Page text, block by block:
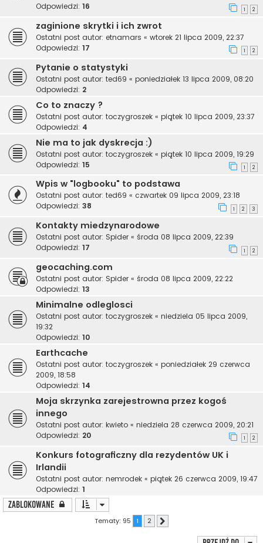
Odpowiedzi: 16 1 2
zaginione skrytki i ich zwrot
Ostatni post autor: etnamars « wtorek 21 lipca 2009, 22:37
Odpowiedzi: 17 1 2
Pytanie o statystyki
Ostatni post autor: ted69 « poniedziałek 13 lipca 2009, 08:20
Odpowiedzi: 2
Co to znaczy ?
Ostatni post autor: toczygroszek « piątek 10 lipca 2009, 23:37
Odpowiedzi: 4
Nie ma to jak dyskrecja :)
Ostatni post autor: toczygroszek « piątek 10 lipca 2009, 19:29
Odpowiedzi: 15 1 2
Wpis w "logbooku" to podstawa
Ostatni post autor: ted69 « czwartek 09 lipca 2009, 23:18
Odpowiedzi: 38 1 2 3
Kontakty miedzynarodowe
Ostatni post autor: Spider « środa 08 lipca 2009, 22:39
Odpowiedzi: 17 1 2
geocaching.com
Ostatni post autor: Spider « środa 08 lipca 2009, 22:22
Odpowiedzi: 13
Minimalne odleglosci
Ostatni post autor: toczygroszek « niedziela 05 lipca 2009,
19:32
Odpowiedzi: 10
Earthcache
Ostatni post autor: toczygroszek « poniedziałek 29 czerwca
2009, 18:58
Odpowiedzi: 14
Moja skrzynka zarejestrowna przez kogoś
innego
Ostatni post autor: kwieto « niedziela 28 czerwca 2009, 20:21
Odpowiedzi: 20 1 2
Konkurs fotograficzny dla rezydentów UK i
Irlandii
Ostatni post autor: nemrodek « piątek 26 czerwca 2009, 19:47
Odpowiedzi: 1
Zablokowane
Tematy: 95 1 2